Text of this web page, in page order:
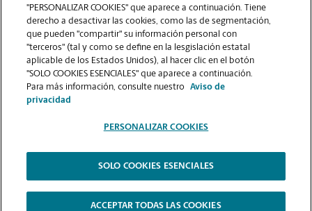
VER LA PÁGINA DE LA TIENDA
2026.
The UPS Store | Aviso de Privacidad | Términos de Uso del Sitio Web |
Contraste Alto
"PERSONALIZAR COOKIES" que aparece a continuación. Tiene
derecho a desactivar las cookies, como las de segmentación,
que pueden "compartir" su información personal con
"terceros" (tal y como se define en la lesgislación estatal
aplicable de los Estados Unidos), al hacer clic en el botón
"SOLO COOKIES ESENCIALES" que aparece a continuación.
Para más información, consulte nuestro
Aviso de
privacidad
PERSONALIZAR COOKIES
SOLO COOKIES ESENCIALES
ACCEPTAR TODAS LAS COOKIES